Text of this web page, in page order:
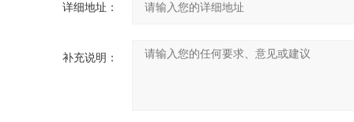
详细地址：
补充说明：